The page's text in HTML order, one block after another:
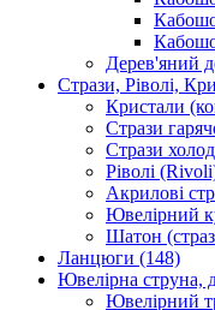
Дерев'яний
Стрази, Ріволі,
Кристали
Стрази
Стрази
Ріволі
Акрилові
Ювелірний
Шатон
Ланцюги (148)
Ювелірна струна,
Ювелірний